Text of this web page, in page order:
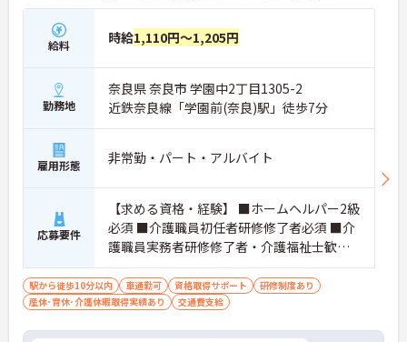
給料 時給1,110円～1,205円
勤務地
奈良県 奈良市 学園中2丁目1305-2
近鉄奈良線「学園前(奈良)駅」徒歩7分
雇用形態 非常勤・パート・アルバイト
応募要件
【求める資格・経験】 ■ホームヘルパー2級
必須 ■介護職員初任者研修修了者必須 ■介
護職員実務者研修修了者・介護福祉士歓迎
いずれかの免許・資格を所持で可 ■必要な
経験など あれば尚可 介護施設での介護
業務
駅から徒歩10分以内 車通勤可 資格取得サポート
研修制度あり
産休･育休･介護休暇取得実績あり
交通費支給